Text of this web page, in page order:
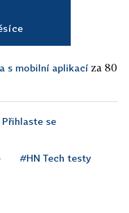
s mobilní aplikací za 80
Přihlaste se
#HN Tech testy